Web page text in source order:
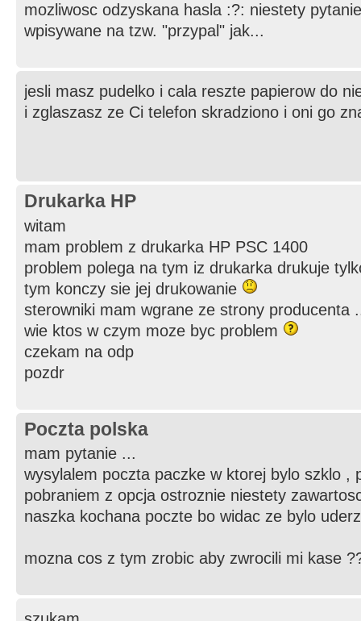
mozliwosc odzyskana hasla :?: niestety
wpisywane na tzw. "przypal" jak...
jesli masz pudelko i cala reszte papierow do
i zglaszasz ze Ci telefon skradziono i oni go
Drukarka HP
witam
mam problem z drukarka HP PSC 1400
problem polega na tym iz drukarka drukuje
tym konczy sie jej drukowanie
sterowniki mam wgrane ze strony producenta
wie ktos w czym moze byc problem
czekam na odp
pozdr
Poczta polska
mam pytanie ...
wysylalem poczta paczke w ktorej bylo szklo ,
pobraniem z opcja ostroznie niestety
naszka kochana poczte bo widac ze bylo
mozna cos z tym zrobic aby zwrocili mi kase